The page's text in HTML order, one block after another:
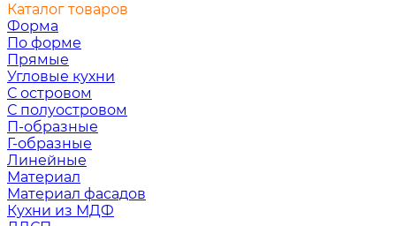
Каталог товаров
Форма
По форме
Прямые
Угловые кухни
С островом
С полуостровом
П-образные
Г-образные
Линейные
Материал
Материал фасадов
Кухни из МДФ